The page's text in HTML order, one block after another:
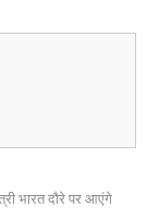
भारत दौरे पर आएंगे